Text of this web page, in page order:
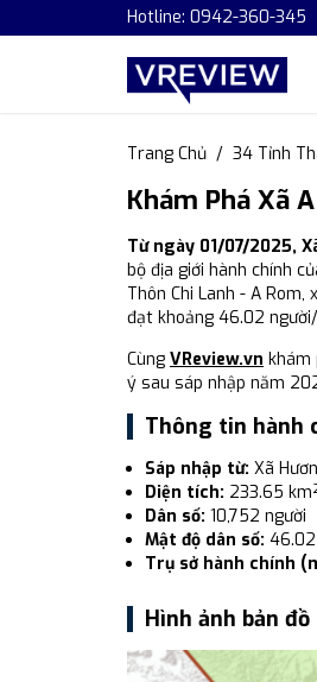
Hotline: 0942-360-345
Trang Chủ 34 Tỉnh
Khám Phá Xã
Từ ngày 01/07/2025,
bộ địa giới hành chính
Thôn Chi Lanh - A
đạt khoảng 46.02
Cùng VReview.vn khám
ý sau sáp nhập năm
Thông tin hành
Sáp nhập từ: Xã
Diện tích: 233.65
Dân số: 10,752 người
Mật độ dân số:
Trụ sở hành chính
Hình ảnh bản